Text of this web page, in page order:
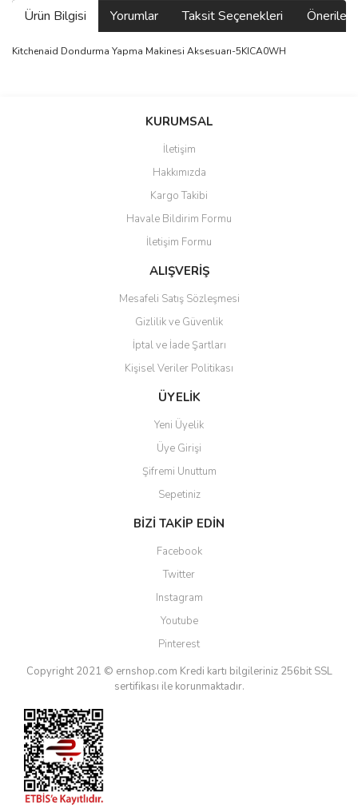
Ürün Bilgisi Yorumlar Taksit Seçenekleri
Kitchenaid Dondurma Yapma Makinesi Aksesuarı-5KICA0WH
Bu ürüne ilk yorumu siz yapın!
Ürün resmi kalitesiz, bozuk veya görüntülenemiyor.
Ürün açıklamasında eksik bilgiler bulunuyor.
Ürün bilgilerinde hatalar bulunuyor.
Ürün fiyatı diğer sitelerden daha pahalı.
Bu ürüne benzer farklı alternatifler olmalı.
Gönder
KURUMSAL
İletişim
Hakkımızda
Kargo Takibi
Havale Bildirim Formu
İletişim Formu
ALIŞVERİŞ
Mesafeli Satış Sözleşmesi
Gizlilik ve Güvenlik
İptal ve İade Şartları
Kişisel Veriler Politikası
ÜYELİK
Yeni Üyelik
Üye Girişi
Şifremi Unuttum
Sepetiniz
BİZİ TAKİP EDİN
Facebook
Twitter
Instagram
Youtube
Pinterest
Copyright 2021 © ernshop.com Kredi kartı bilgileriniz 256bit SSL
sertifikası ile korunmaktadır.